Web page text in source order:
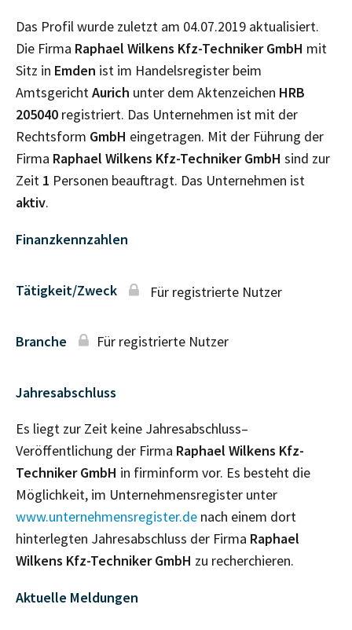
Das Profil wurde zuletzt am 04.07.2019 aktualisiert.
Die Firma Raphael Wilkens Kfz-Techniker GmbH mit
Sitz in Emden ist im Handelsregister beim
AmtsgerichtAurich unter dem Aktenzeichen HRB
205040 registriert. Das Unternehmen ist mit der
Rechtsform GmbH eingetragen. Mit der Führung der
Firma Raphael Wilkens Kfz-Techniker GmbH sind zur
Zeit 1 Personen beauftragt. Das Unternehmen ist
aktiv.
Finanzkennzahlen
Tätigkeit/Zweck Für registrierte Nutzer
Branche Für registrierte Nutzer
Jahresabschluss
Es liegt zur Zeit keine Jahresabschluss–
Veröffentlichung der Firma Raphael Wilkens Kfz-
Techniker GmbH in firminform vor. Es besteht die
Möglichkeit, im Unternehmensregister unter
www.unternehmensregister.de nach einem dort
hinterlegten Jahresabschluss der Firma Raphael
Wilkens Kfz-Techniker GmbH zu recherchieren.
Aktuelle Meldungen